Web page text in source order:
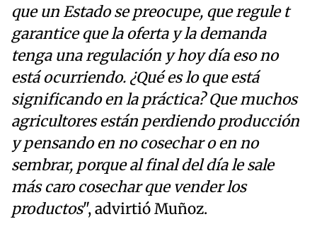
que un Estado se preocupe, que regule t
garantice que la oferta y la demanda
tenga una regulación y hoy día eso no
está ocurriendo. ¿Qué es lo que está
significando en la práctica? Que muchos
agricultores están perdiendo producción
y pensando en no cosechar o en no
sembrar, porque al final del día le sale
más caro cosechar que vender los
productos", advirtió Muñoz.